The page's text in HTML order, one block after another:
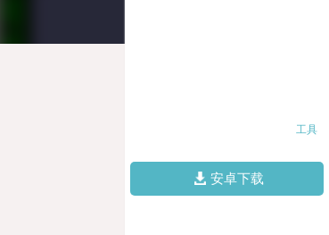
工具
安卓下载